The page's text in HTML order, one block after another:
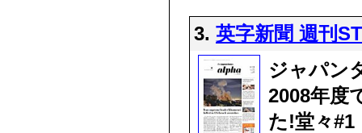
3. 英字新聞 週刊ST
ジャパン
2008年度
た!堂々#1